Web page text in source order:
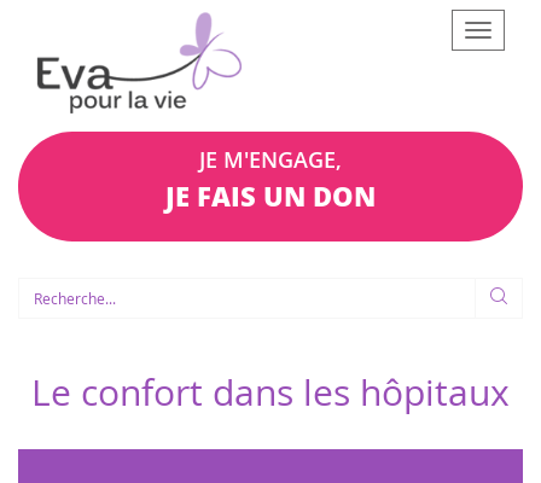
Afficher
le
JE M'ENGAGE,
JE FAIS UN DON
Le confort dans les hôpitaux